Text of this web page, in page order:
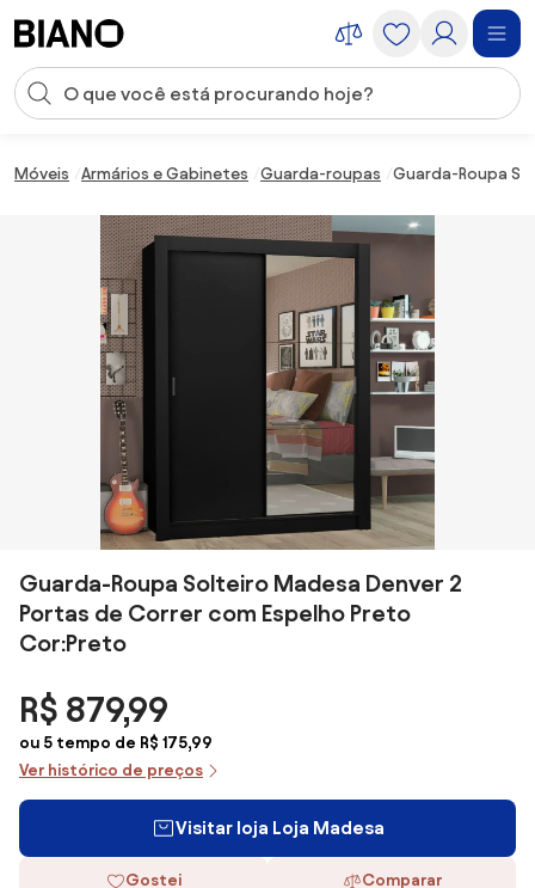
Entrada de pesquisa
Móveis Armários e Gabinetes Guarda-roupas Guarda-Roupa
Guarda-Roupa Solteiro Madesa Denver 2
Portas de Correr com Espelho Preto
Cor:Preto
R$ 879,99
ou 5 tempo de R$ 175,99
Ver histórico de preços
Visitar loja Loja Madesa
Gostei Comparar